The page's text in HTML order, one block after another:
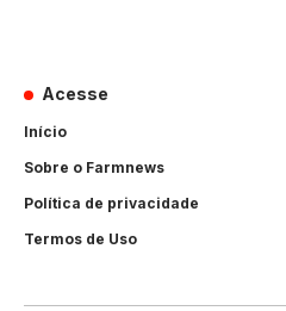
Acesse
Início
Sobre o Farmnews
Política de privacidade
Termos de Uso